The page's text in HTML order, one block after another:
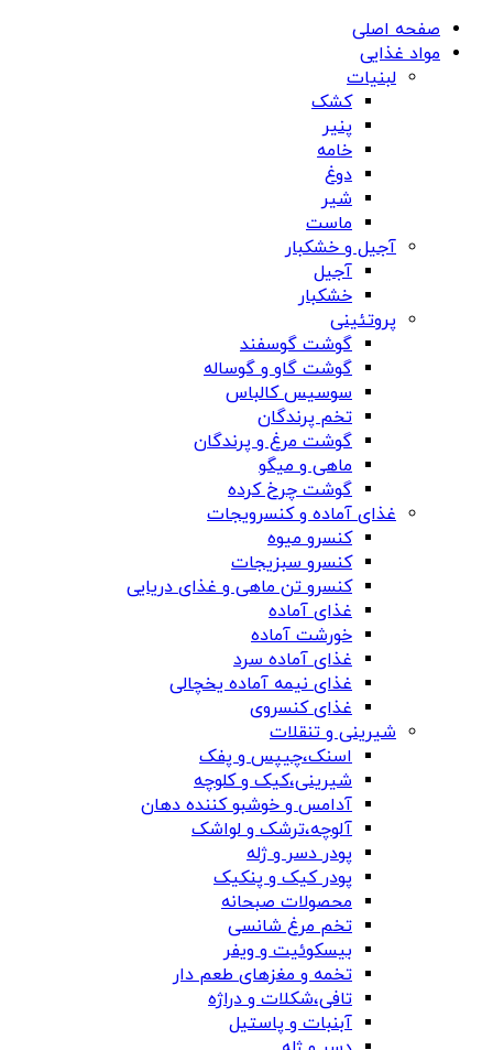
صفحه اصلی
مواد غذایی
لبنیات
کشک
پنیر
خامه
دوغ
شیر
ماست
آجیل و خشکبار
آجیل
خشکبار
پروتئینی
گوشت گوسفند
گوشت گاو و گوساله
سوسیس کالباس
تخم پرندگان
گوشت مرغ و پرندگان
ماهی و میگو
گوشت چرخ کرده
غذای آماده و کنسرویجات
کنسرو میوه
کنسرو سبزیجات
کنسرو تن ماهی و غذای دریایی
غذای آماده
خورشت آماده
غذای آماده سرد
غذای نیمه آماده یخچالی
غذای کنسروی
شیرینی و تنقلات
اسنک،چیپس و پفک
شیرینی،کیک و کلوچه
آدامس و خوشبو کننده دهان
آلوچه،ترشک و لواشک
پودر دسر و ژله
پودر کیک و پنکیک
محصولات صبحانه
تخم مرغ شانسی
بیسکوئیت و ویفر
تخمه و مغزهای طعم دار
تافی،شکلات و دراژه
آبنبات و پاستیل